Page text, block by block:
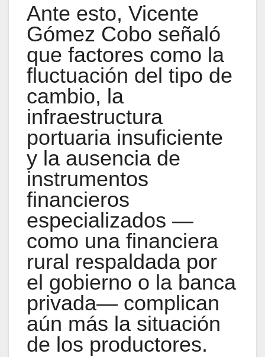
Ante esto, Vicente
Gómez Cobo señaló
que factores como la
fluctuación del tipo de
cambio, la
infraestructura
portuaria insuficiente
y la ausencia de
instrumentos
financieros
especializados —
como una financiera
rural respaldada por
el gobierno o la banca
privada— complican
aún más la situación
de los productores.